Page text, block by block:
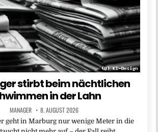
stirbt beim nächtlichen
in der Lahn
MANAGER 8. AUGUST 2026
geht in Marburg nur wenige Meter in die